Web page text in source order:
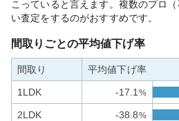
こっていると言えます。複数のプロ
い査定をするのがおすすめです。
間取りごとの平均値下げ率
間取り 平均値下げ率
1LDK -17.1 %
2LDK -38.8%